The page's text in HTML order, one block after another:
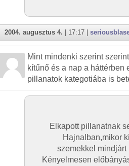
2004. augusztus 4. | 17:17 |
Mint mindenki szerint
kítűnő és a nap a háttérben
pillanatok kategotiába is
Elkapott pillanatnak
Hajnalban,mikor
szemekkel mindjárt
Kényelmesen